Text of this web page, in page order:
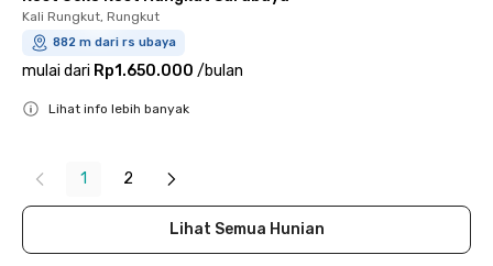
Kali Rungkut, Rungkut
882 m dari rs ubaya
mulai dari Rp1.650.000 /bulan
Lihat info lebih banyak
1 2
Lihat Semua Hunian